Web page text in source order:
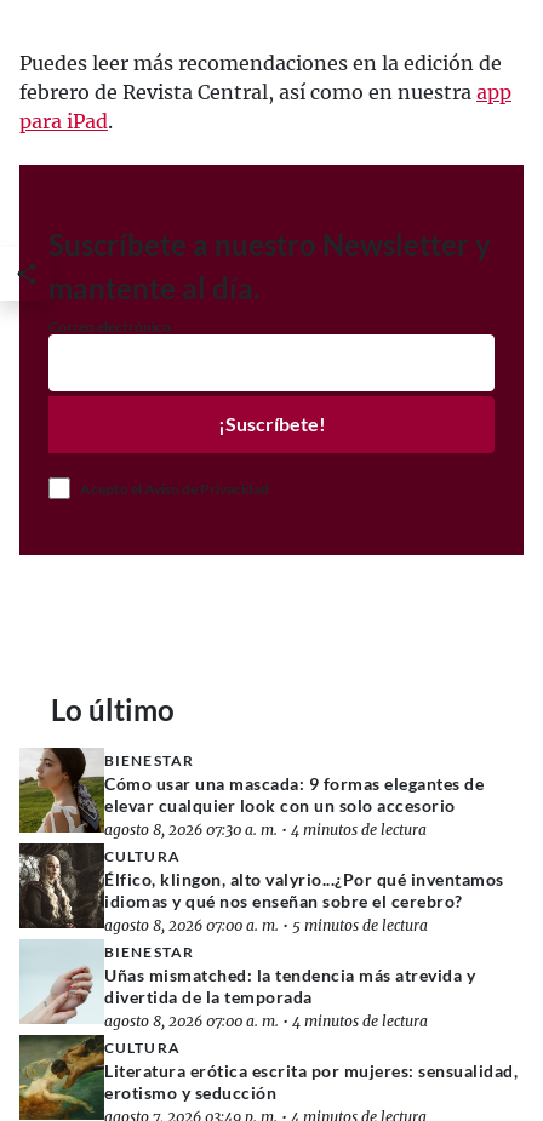
Puedes leer más recomendaciones en la edición de
febrero de Revista Central, así como en nuestra app
para iPad.
Suscríbete a nuestro Newsletter y
mantente al día.
Correo electrónico
¡Suscríbete!
Acepto el Aviso de Privacidad
Lo último
BIENESTAR
Cómo usar una mascada: 9 formas elegantes de
elevar cualquier look con un solo accesorio
agosto 8, 2026 07:30 a. m. • 4 minutos de lectura
CULTURA
Élfico, klingon, alto valyrio...¿Por qué inventamos
idiomas y qué nos enseñan sobre el cerebro?
agosto 8, 2026 07:00 a. m. • 5 minutos de lectura
BIENESTAR
Uñas mismatched: la tendencia más atrevida y
divertida de la temporada
agosto 8, 2026 07:00 a. m. • 4 minutos de lectura
CULTURA
Literatura erótica escrita por mujeres: sensualidad,
erotismo y seducción
agosto 7, 2026 03:49 p. m. • 4 minutos de lectura